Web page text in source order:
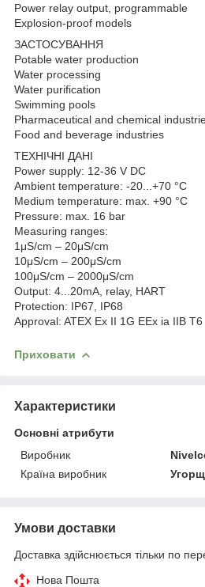
Power relay output, programmable
Explosion-proof models
ЗАСТОСУВАННЯ
Potable water production
Water processing
Water purification
Swimming pools
Pharmaceutical and chemical
Food and beverage industries
ТЕХНІЧНІ ДАНІ
Power supply: 12-36 V DC
Ambient temperature: -20...+70 °C
Medium temperature: max. +90 °C
Pressure: max. 16 bar
Measuring ranges:
1μS/cm – 20μS/cm
10μS/cm – 200μS/cm
100μS/cm – 2000μS/cm
Output: 4...20mA, relay, HART
Protection: IP67, IP68
Approval: ATEX Ex II 1G EEx ia IIB T6
Приховати
Характеристики
Основні атрибути
Виробник
Країна виробник
Умови доставки
Доставка здійснюється тільки по
Нова Пошта